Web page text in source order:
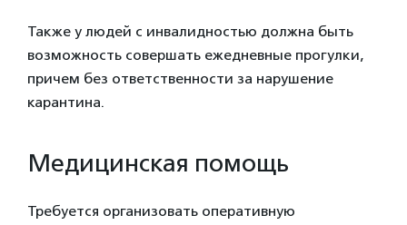
Также у людей с инвалидностью должна быть
возможность совершать ежедневные прогулки,
причем без ответственности за нарушение
карантина.
Медицинская помощь
Требуется организовать оперативную